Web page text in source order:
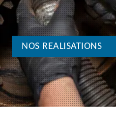
NOS REALISATIONS